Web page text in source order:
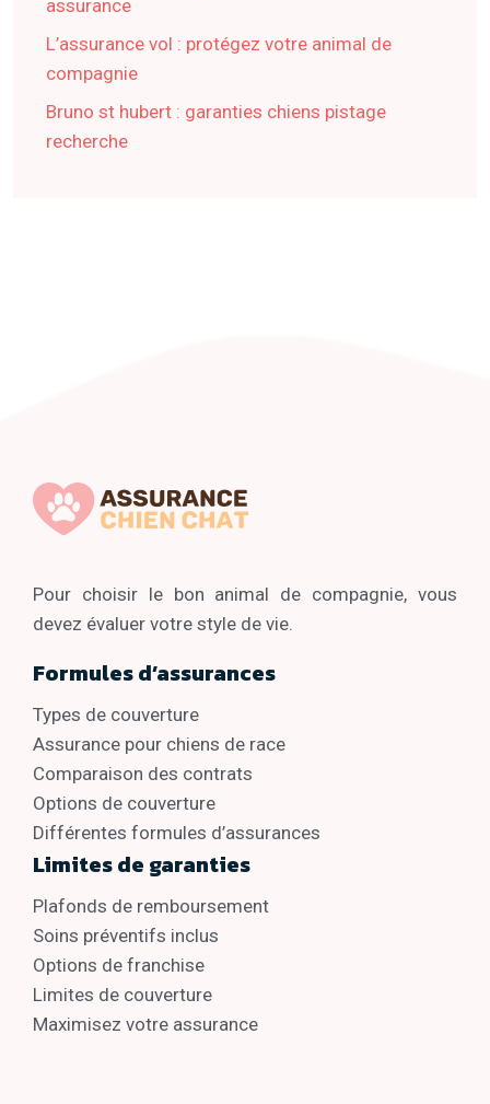
assurance
L’assurance vol : protégez votre animal de
compagnie
Bruno st hubert : garanties chiens pistage
recherche
Pour choisir le bon animal de compagnie, vous
devez évaluer votre style de vie.
Formules d’assurances
Types de couverture
Assurance pour chiens de race
Comparaison des contrats
Options de couverture
Différentes formules d’assurances
Limites de garanties
Plafonds de remboursement
Soins préventifs inclus
Options de franchise
Limites de couverture
Maximisez votre assurance